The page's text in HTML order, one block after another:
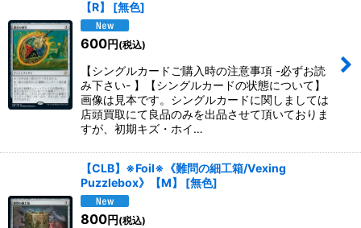
【R】 [無色]
600円 (税込)
【シングルカードご購入時の注意事項 -必ずお読
み下さい- 】【シングルカードの状態について】
画像は見本です。シングルカードに関しましては
店頭買取にて良品のみを出品させて頂いておりま
すが、初期キズ・ホイ…
【CLB】※Foil※《難問の細工箱/Vexing
Puzzlebox》【M】
[無色]
800円 (税込)